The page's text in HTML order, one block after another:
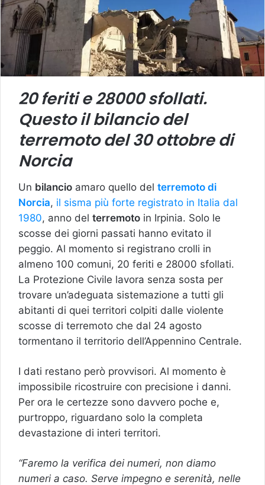
20 feriti e 28000 sfollati.
Questo il bilancio del
terremoto del 30 ottobre di
Norcia
Un bilancio amaro quello del terremoto di
Norcia, il sisma più forte registrato in Italia dal
1980, anno del terremoto in Irpinia. Solo le
scosse dei giorni passati hanno evitato il
peggio. Al momento si registrano crolli in
almeno 100 comuni, 20 feriti e 28000 sfollati.
La Protezione Civile lavora senza sosta per
trovare un’adeguata sistemazione a tutti gli
abitanti di quei territori colpiti dalle violente
scosse di terremoto che dal 24 agosto
tormentano il territorio dell’Appennino Centrale.
I dati restano però provvisori. Al momento è
impossibile ricostruire con precisione i danni.
Per ora le certezze sono davvero poche e,
purtroppo, riguardano solo la completa
devastazione di interi territori.
“Faremo la verifica dei numeri, non diamo
numeri a caso. Serve impegno e serenità, nelle